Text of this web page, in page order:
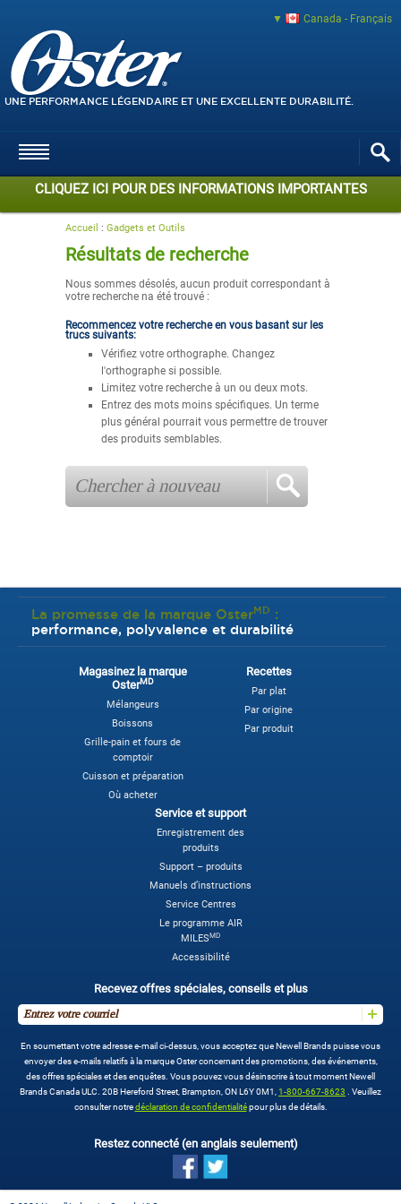
Canada - Français
UNE PERFORMANCE LÉGENDAIRE ET UNE EXCELLENTE DURABILITÉ.
CLIQUEZ ICI POUR DES INFORMATIONS IMPORTANTES
Accueil : Gadgets et Outils
Résultats de recherche
Nous sommes désolés, aucun produit correspondant à
votre recherche na été trouvé :
Recommencez votre recherche en vous basant sur les
trucs suivants:
Vérifiez votre orthographe. Changez
l'orthographe si possible.
Limitez votre recherche à un ou deux mots.
Entrez des mots moins spécifiques. Un terme
plus général pourrait vous permettre de trouver
des produits semblables.
La promesse de la marque OsterMD :
performance, polyvalence et durabilité
Magasinez la marque
OsterMD
Mélangeurs
Boissons
Grille-pain et fours de
comptoir
Cuisson et préparation
Où acheter
Recettes
Par plat
Par origine
Par produit
Service et support
Enregistrement des
produits
Support – produits
Manuels d’instructions
Service Centres
Le programme AIR
MILESMD
Accessibilité
Recevez offres spéciales, conseils et plus
En soumettant votre adresse e-mail ci-dessus, vous acceptez que Newell Brands puisse vous
envoyer des e-mails relatifs à la marque Oster concernant des promotions, des événements,
des offres spéciales et des enquêtes. Vous pouvez vous désinscrire à tout moment Newell
Brands Canada ULC. 20B Hereford Street, Brampton, ON L6Y 0M1, 1-800-667-8623
. Veuillez
consulter notre déclaration de confidentialité pour plus de détails.
Restez connecté (en anglais seulement)